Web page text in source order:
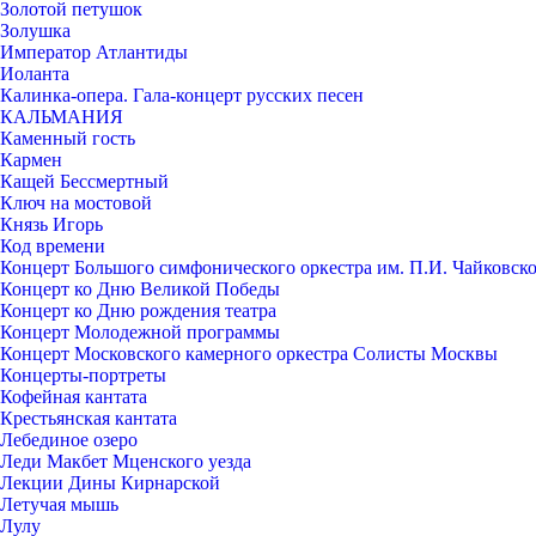
Золотой петушок
Золушка
Император Атлантиды
Иоланта
Калинка-опера. Гала-концерт русских песен
КАЛЬМАНИЯ
Каменный гость
Кармен
Кащей Бессмертный
Ключ на мостовой
Князь Игорь
Код времени
Концерт Большого симфонического оркестра им. П.И.
Концерт ко Дню Великой Победы
Концерт ко Дню рождения театра
Концерт Молодежной программы
Концерт Московского камерного оркестра Солисты Москвы
Концерты-портреты
Кофейная кантата
Крестьянская кантата
Лебединое озеро
Леди Макбет Мценского уезда
Лекции Дины Кирнарской
Летучая мышь
Лулу